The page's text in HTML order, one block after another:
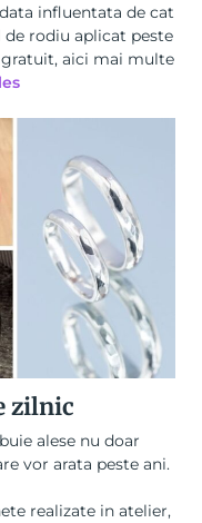
influentata de cat
rodiu aplicat peste
aici mai multe
zilnic
alese nu doar
vor arata peste ani.
realizate in atelier,